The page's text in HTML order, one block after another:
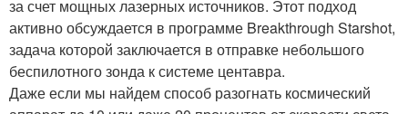
за счет мощных лазерных источников. Этот подход
активно обсуждается в программе Breakthrough Starshot,
задача которой заключается в отправке небольшого
беспилотного зонда к системе центавра.
Даже если мы найдем способ разогнать космический